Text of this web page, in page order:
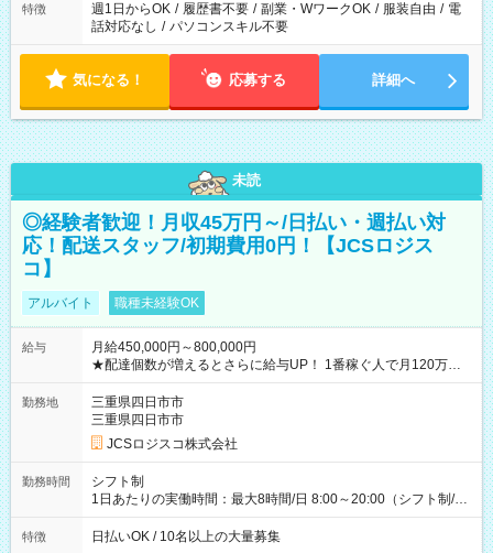
特徴 週1日からOK / 履歴書不要 / 副業・WワークOK / 服装自由 / 電
話対応なし / パソコンスキル不要
気になる！ 応募する 詳細へ
未読
◎経験者歓迎！月収45万円～/日払い・週払い対
応！配送スタッフ/初期費用0円！【JCSロジス
コ】
アルバイト 職種未経験OK
給与
月給450,000円～800,000円
★配達個数が増えるとさらに給与UP！ 1番稼ぐ人で月120万ほ
ど！ ・主要都市エリア 月収55万円／週5日稼働 月収65万~112
万円／週6日稼働 ・地方郊外エリア 月収40万円／週5日稼働 月
収40万円~50万円／週6日稼働 ＜モデルイメージ＞ ■月収50万
円 (27歳男性/江東区在住)※元建築関係 1日150個配達×25日勤務
(日休み) ■月収80万円(43歳男性/墨田区在住)※元営業 1日200個
勤務地
三重県四日市市
三重県四日市市
JCSロジスコ株式会社
勤務時間
シフト制
1日あたりの実働時間：最大8時間/日 8:00～20:00（シフト制/実
働8時間） ※週5日勤務（場所次第では週4も有り） ※配達状況
によって時間外での勤務可能性有り ※案件により多少の前後あ
特徴 日払いOK / 10名以上の大量募集